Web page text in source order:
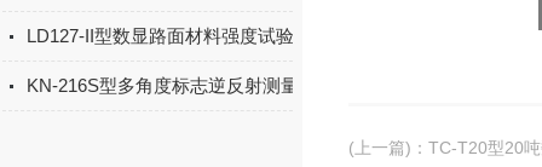
LD127-II型数显路面材料强度试验仪试验方法
KN-216S型多角度标志逆反射测量仪产品概述
(上一篇) ： TC-T20型20